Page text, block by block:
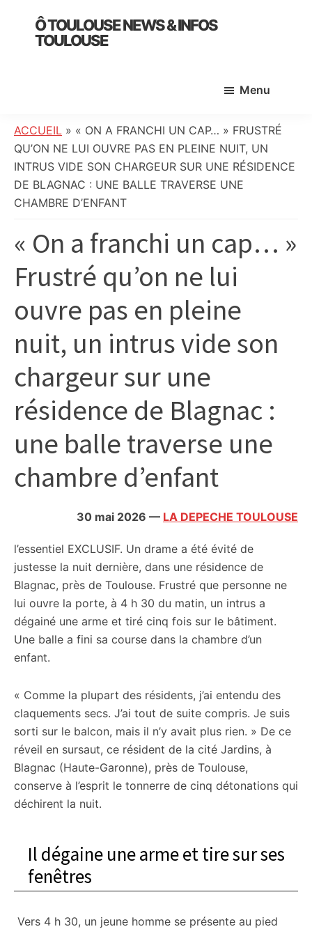
primary
Ô TOULOUSE NEWS & INFOS
TOULOUSE
:
info
locale,
société,
culture,
météo,
faits
divers
initiatives
citoyennes
Menu
ACCUEIL » « ON A FRANCHI UN CAP… » FRUSTRÉ
QU’ON NE LUI OUVRE PAS EN PLEINE NUIT, UN
INTRUS VIDE SON CHARGEUR SUR UNE RÉSIDENCE
DE BLAGNAC : UNE BALLE TRAVERSE UNE
CHAMBRE D’ENFANT
« On a franchi un cap… »
Frustré qu’on ne lui
ouvre pas en pleine
nuit, un intrus vide son
chargeur sur une
résidence de Blagnac :
une balle traverse une
chambre d’enfant
30 mai 2026 — LA DEPECHE TOULOUSE
l’essentiel EXCLUSIF. Un drame a été évité de
justesse la nuit dernière, dans une résidence de
Blagnac, près de Toulouse. Frustré que personne ne
lui ouvre la porte, à 4 h 30 du matin, un intrus a
dégainé une arme et tiré cinq fois sur le bâtiment.
Une balle a fini sa course dans la chambre d’un
enfant.
« Comme la plupart des résidents, j’ai entendu des
claquements secs. J’ai tout de suite compris. Je suis
sorti sur le balcon, mais il n’y avait plus rien. » De ce
réveil en sursaut, ce résident de la cité Jardins, à
Blagnac (Haute-Garonne), près de Toulouse,
conserve à l’esprit le tonnerre de cinq détonations qui
déchirent la nuit.
Il dégaine une arme et tire sur ses
fenêtres
Vers 4 h 30, un jeune homme se présente au pied